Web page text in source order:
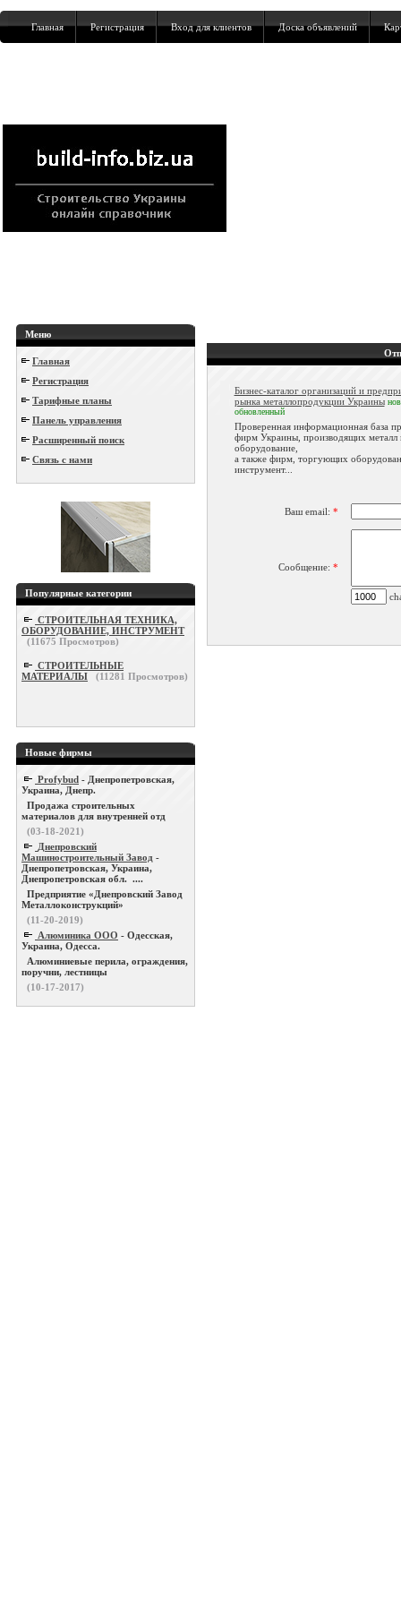
Главная Регистрация Вход для клиентов Доска объявлений
Меню
Главная
Регистрация
Тарифные планы
Панель управления
Расширенный поиск
Связь с нами
Популярные категории
СТРОИТЕЛЬНАЯ ТЕХНИКА,
ОБОРУДОВАНИЕ, ИНСТРУМЕНТ
(11675 Просмотров)
СТРОИТЕЛЬНЫЕ
МАТЕРИАЛЫ
(11281 Просмотров)
Новые фирмы
Profybud - Днепропетровская,
Украина, Днепр.
Продажа строительных
материалов для внутренней отд
(03-18-2021)
Днепровский
Машиностроительный Завод -
Днепропетровская, Украина,
Днепропетровская обл. ....
Предприятие «Днепровский Завод
Металлоконструкций»
(11-20-2019)
Алюминика ООО - Одесская,
Украина, Одесса.
Алюминиевые перила, ограждения,
поручни, лестницы
(10-17-2017)
Бизнес-каталог организаций и
рынка металлопродукции Украины
обновленный
Проверенная информационная база
фирм Украины, производящих металл
оборудование,
а также фирм, торгующих
инструмент...
Ваш email: *
Сообщение: *